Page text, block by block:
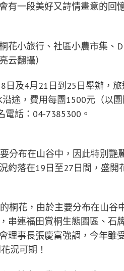
有一段美好又詩情畫意的回
小旅行、社區小農市集、
翻攝）
及4月21日到25日舉辦，
途，費用每團1500元（以團
話：04-7385300。
分布在山谷中，因此特別艷
約落在19日至27日間，盛開
桐花，由於主要分布在山谷
串連福田賞桐生態園區、石
理事長張慶富強調，今年雖
況可期！